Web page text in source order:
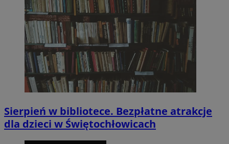
Sierpień w bibliotece. Bezpłatne atrakcje
dla dzieci w Świętochłowicach